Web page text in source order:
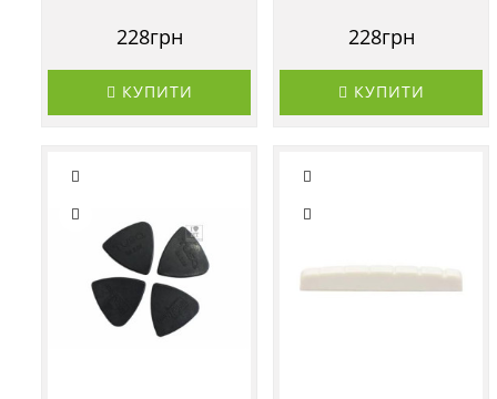
228грн
КУПИТИ
228грн
КУПИТИ